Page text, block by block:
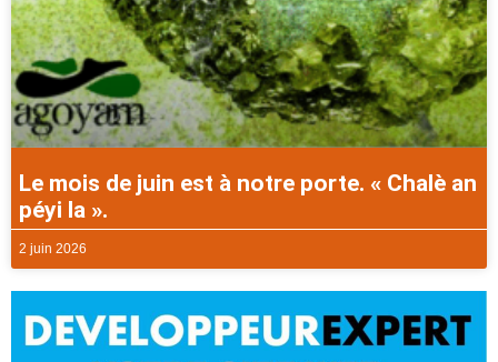
Le mois de juin est à notre porte. « Chalè an
péyi la ».
2 juin 2026